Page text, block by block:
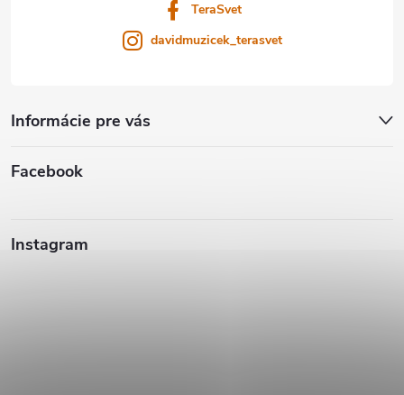
TeraSvet
davidmuzicek_terasvet
Informácie pre vás
Facebook
Instagram